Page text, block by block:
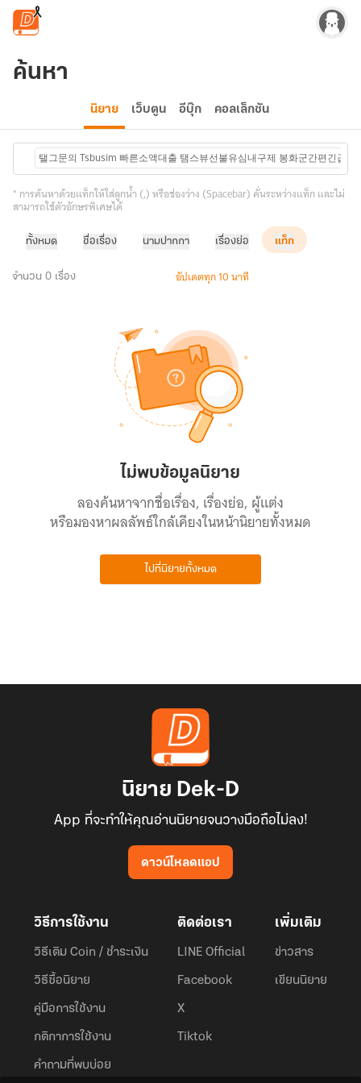
ข้ามไปยังเนื้อหาหลัก
ค้นหา
นิยาย เว็บตูน อีบุ๊ก คอลเล็กชัน
탤그문의 Tsbusim 빠른소액대출 탬스뷰선불유심내구제 봉화군간편긴급
* การค้นหาด้วยแท็กให้ใส่ลูกน้ำ (,) หรือช่องว่าง (Spacebar) คั่นระหว่างแท็ก และไม่
สามารถใช้ตัวอักษรพิเศษได้
ทั้งหมด ชื่อเรื่อง นามปากกา เรื่องย่อ แท็ก
จำนวน 0 เรื่อง อัปเดตทุก 10 นาที
ไม่พบข้อมูลนิยาย
ลองค้นหาจากชื่อเรื่อง, เรื่องย่อ, ผู้แต่ง
หรือมองหาผลลัพธ์ใกล้เคียงในหน้านิยายทั้งหมด
ไปที่นิยายทั้งหมด
นิยาย Dek-D
App ที่จะทำให้คุณอ่านนิยายจนวางมือถือไม่ลง!
ดาวน์โหลดแอป
วิธีการใช้งาน
วิธีเติม Coin / ชำระเงิน
วิธีซื้อนิยาย
คู่มือการใช้งาน
กติกาการใช้งาน
คำถามที่พบบ่อย
ติดต่อเรา
LINE Official
Facebook
X
Tiktok
เพิ่มเติม
ข่าวสาร
เขียนนิยาย